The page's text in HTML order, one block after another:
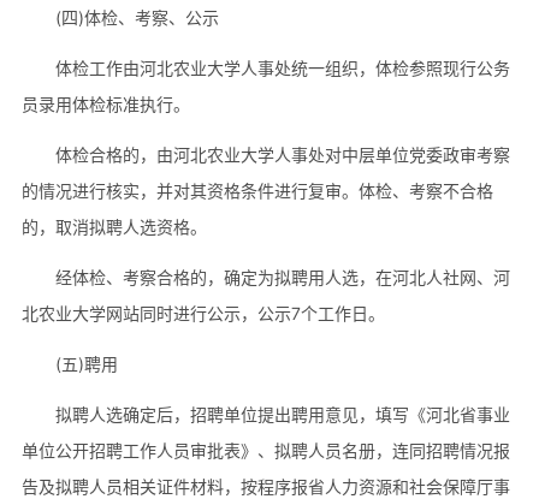
(四)体检、考察、公示
体检工作由河北农业大学人事处统一组织，体检参照现行公务
员录用体检标准执行。
体检合格的，由河北农业大学人事处对中层单位党委政审考察
的情况进行核实，并对其资格条件进行复审。体检、考察不合格
的，取消拟聘人选资格。
经体检、考察合格的，确定为拟聘用人选，在河北人社网、河
北农业大学网站同时进行公示，公示7个工作日。
(五)聘用
拟聘人选确定后，招聘单位提出聘用意见，填写《河北省事业
单位公开招聘工作人员审批表》、拟聘人员名册，连同招聘情况报
告及拟聘人员相关证件材料，按程序报省人力资源和社会保障厅事